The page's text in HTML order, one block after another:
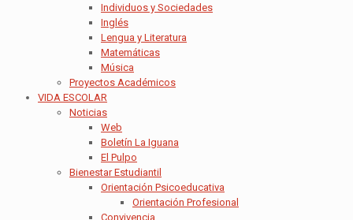
Individuos y Sociedades
Inglés
Lengua y Literatura
Matemáticas
Música
Proyectos Académicos
VIDA ESCOLAR
Noticias
Web
Boletín La Iguana
El Pulpo
Bienestar Estudiantil
Orientación Psicoeducativa
Orientación Profesional
Convivencia